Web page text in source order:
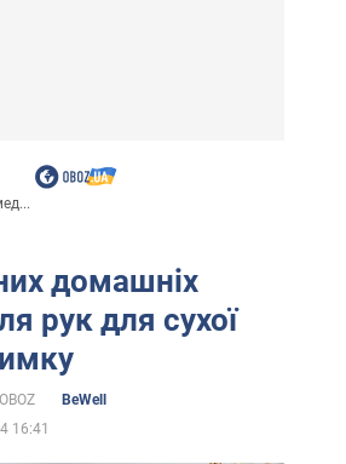
домашніх
рук для сухої
BeWell
16:41